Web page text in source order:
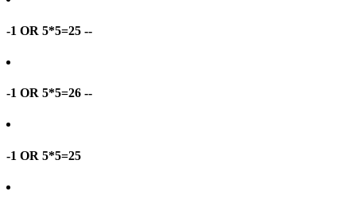
-1 OR 5*5=25 --
-1 OR 5*5=26 --
-1 OR 5*5=25